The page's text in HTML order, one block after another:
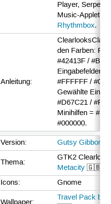
Player,
Music-Applet für
Rhythmbox.
Anleitung:
den Farben:
#42413F /
Eingabefelder =
#FFFFFF /
Gewählte
#D67C21 /
Minihilfen =
#000000.
Version: Gutsy Gibbon
Thema:
GTK2
Metacity 🇬🇧
Icons:
Gnome
Travel Pack by